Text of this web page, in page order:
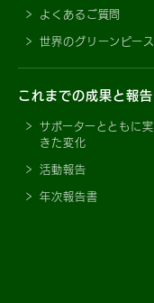
よくあるご質問
世界のグリーンピース
これまでの成果と報告
サポーターとともに
きた変化
活動報告
年次報告書